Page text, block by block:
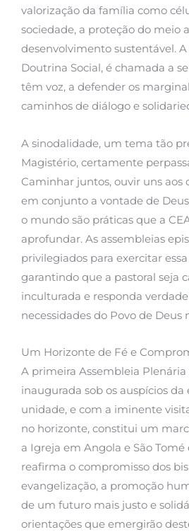
valorização da família como
sociedade, a proteção do meio
desenvolvimento sustentável.
Doutrina Social, é chamada a
têm voz, a defender os
caminhos de diálogo e
A sinodalidade, um tema tão
Magistério, certamente
Caminhar juntos, ouvir uns aos
em conjunto a vontade de
o mundo são práticas que a
aprofundar. As assembleias
privilegiados para exercitar
garantindo que a pastoral seja
inculturada e responda
necessidades do Povo de Deus
Um Horizonte de Fé e
A primeira Assembleia Plenária
inaugurada sob os auspícios da
unidade, e com a iminente
no horizonte, constitui um
a Igreja em Angola e São Tomé
reafirma o compromisso dos
evangelização, a promoção
de um futuro mais justo e
orientações que emergirão